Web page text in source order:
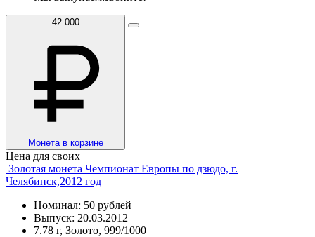
42 000
Монета в корзине
Цена для своих
Золотая монета Чемпионат Европы по дзюдо, г.
Челябинск,2012 год
Номинал: 50 рублей
Выпуск: 20.03.2012
7.78 г, Золото, 999/1000